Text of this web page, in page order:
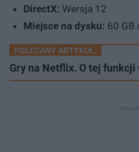
DirectX: Wersja 12
Miejsce na dysku: 60 GB
POLECANY ARTYKUŁ:
Gry na Netflix. O tej